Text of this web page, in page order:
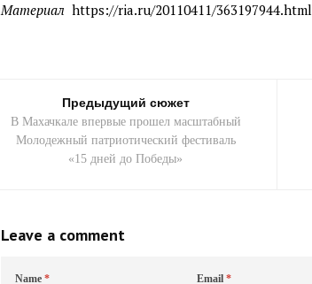
Материал https://ria.ru/20110411/363197944.html
Предыдущий сюжет
В Махачкале впервые прошел масштабный
Молодежный патриотический фестиваль
«15 дней до Победы»
Leave a comment
Name* Email*